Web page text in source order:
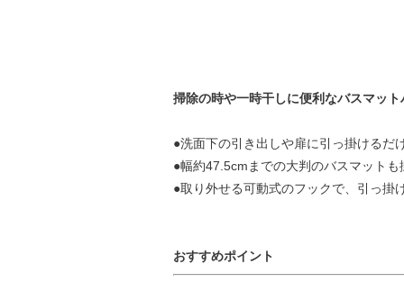
掃除の時や一時干しに便利なバスマット
●洗面下の引き出しや扉に引っ掛けるだ
●幅約47.5cmまでの大判のバスマット
●取り外せる可動式のフックで、引っ掛
おすすめポイント